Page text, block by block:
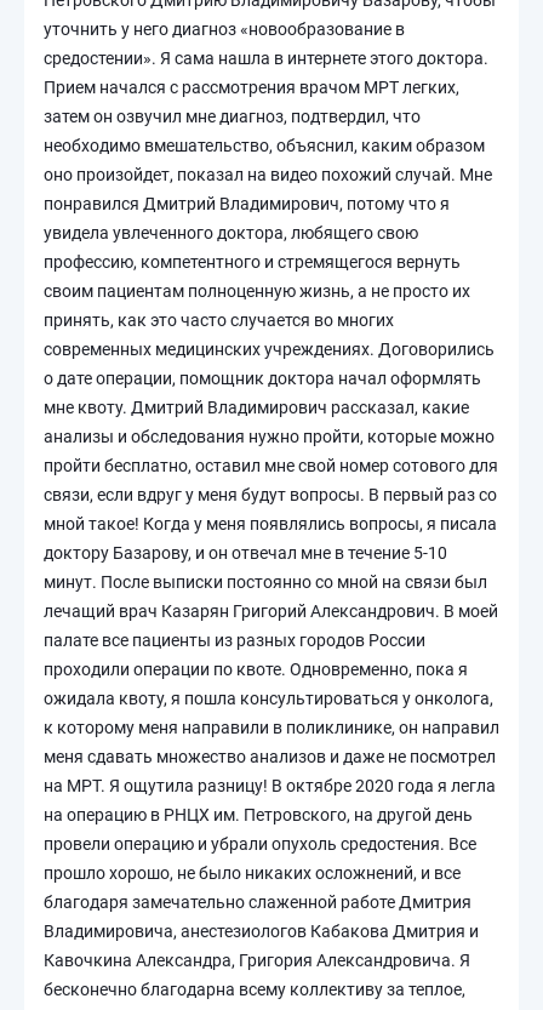
уточнить у него диагноз «новообразование в
средостении». Я сама нашла в интернете этого доктора.
Прием начался с рассмотрения врачом МРТ легких,
затем он озвучил мне диагноз, подтвердил, что
необходимо вмешательство, объяснил, каким образом
оно произойдет, показал на видео похожий случай. Мне
понравился Дмитрий Владимирович, потому что я
увидела увлеченного доктора, любящего свою
профессию, компетентного и стремящегося вернуть
своим пациентам полноценную жизнь, а не просто их
принять, как это часто случается во многих
современных медицинских учреждениях. Договорились
о дате операции, помощник доктора начал оформлять
мне квоту. Дмитрий Владимирович рассказал, какие
анализы и обследования нужно пройти, которые можно
пройти бесплатно, оставил мне свой номер сотового для
связи, если вдруг у меня будут вопросы. В первый раз со
мной такое! Когда у меня появлялись вопросы, я писала
доктору Базарову, и он отвечал мне в течение 5-10
минут. После выписки постоянно со мной на связи был
лечащий врач Казарян Григорий Александрович. В моей
палате все пациенты из разных городов России
проходили операции по квоте. Одновременно, пока я
ожидала квоту, я пошла консультироваться у онколога,
к которому меня направили в поликлинике, он направил
меня сдавать множество анализов и даже не посмотрел
на МРТ. Я ощутила разницу! В октябре 2020 года я легла
на операцию в РНЦХ им. Петровского, на другой день
провели операцию и убрали опухоль средостения. Все
прошло хорошо, не было никаких осложнений, и все
благодаря замечательно слаженной работе Дмитрия
Владимировича, анестезиологов Кабакова Дмитрия и
Кавочкина Александра, Григория Александровича. Я
бесконечно благодарна всему коллективу за теплое,